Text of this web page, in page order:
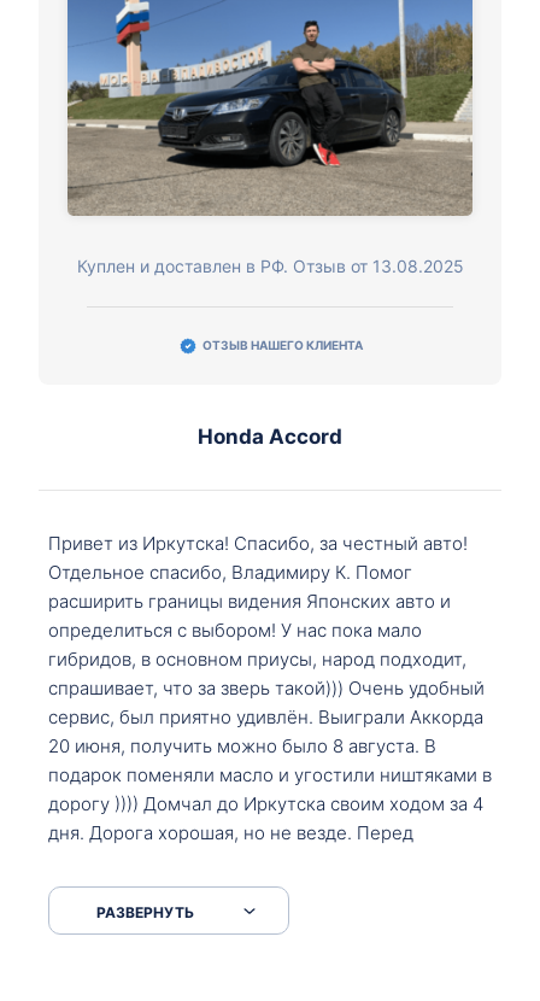
Куплен и доставлен в РФ. Отзыв от 13.08.2025
ОТЗЫВ НАШЕГО КЛИЕНТА
Honda Accord
Привет из Иркутска! Спасибо, за честный авто!
Отдельное спасибо, Владимиру К. Помог
расширить границы видения Японских авто и
определиться с выбором! У нас пока мало
гибридов, в основном приусы, народ подходит,
спрашивает, что за зверь такой))) Очень удобный
сервис, был приятно удивлён. Выиграли Аккорда
20 июня, получить можно было 8 августа. В
подарок поменяли масло и угостили ништяками в
дорогу )))) Домчал до Иркутска своим ходом за 4
дня. Дорога хорошая, но не везде. Перед
серпантинах по пути следования.
РАЗВЕРНУТЬ